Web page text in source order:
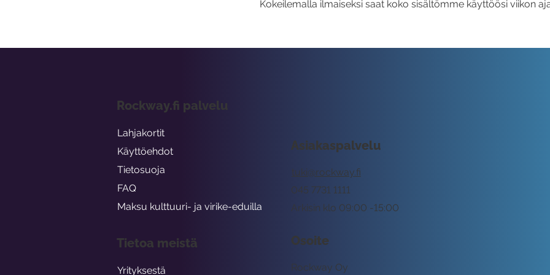
Kokeilemalla ilmaiseksi saat koko sisältömme käyttöösi viikon
Asiakaspalvelu
tuki@rockway.fi
Arkisin klo 09:00 -15:00
045 7731 1111
Osoite
Rockway Oy
Rockway.fi palvelu
Lahjakortit
Käyttöehdot
Tietosuoja
FAQ
Maksu kulttuuri- ja virike-eduilla
Tietoa meistä
Yrityksestä